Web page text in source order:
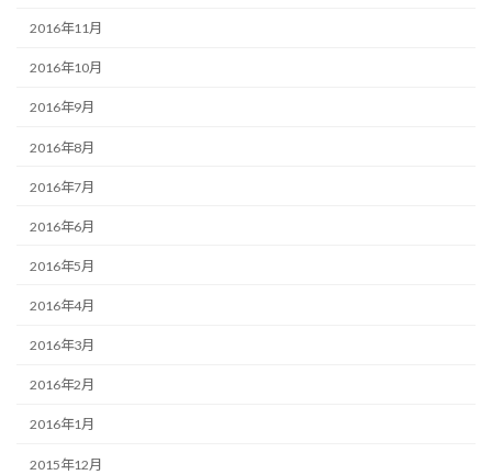
2016年11月
2016年10月
2016年9月
2016年8月
2016年7月
2016年6月
2016年5月
2016年4月
2016年3月
2016年2月
2016年1月
2015年12月